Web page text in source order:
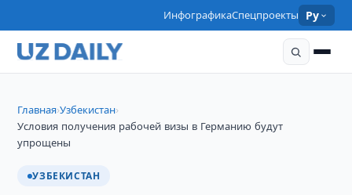
ИнфографикаСпецпроекты Ру
Главная›Узбекистан›
Условия получения рабочей визы в Германию будут
упрощены
УЗБЕКИСТАН